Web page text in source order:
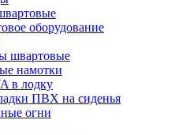
оборудование
швартовые
намотки
в лодку
ПВХ на сиденья
огни